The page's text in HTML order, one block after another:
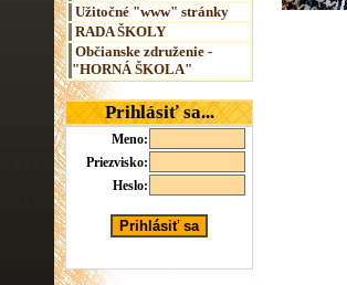
Užitočné "www" stránky
RADA ŠKOLY
Občianske združenie -
"HORNÁ ŠKOLA"
Prihlásiť sa...
Meno:
Priezvisko:
Heslo: